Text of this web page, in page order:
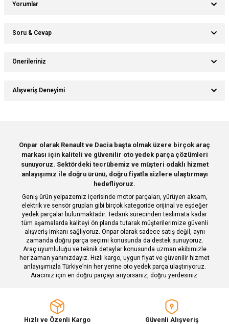
Yorumlar
Soru & Cevap
Önerileriniz
Bu ürünün fiyat bilgisi, resim, ürün açıklamalarında ve diğer konularda
yetersiz gördüğünüz noktaları öneri formunu kullanarak tarafımıza
Ürün resmi kalitesiz, bozuk veya görüntülenemiyor.
Ürün açıklamasında eksik bilgiler bulunuyor.
Ürün bilgilerinde hatalar bulunuyor.
Ürün fiyatı diğer sitelerden daha pahalı.
Bu ürüne benzer farklı alternatifler olmalı.
Gönder
Alışveriş Deneyimi
Deneyimini Paylaş
Onpar olarak Renault ve Dacia başta olmak üzere birçok araç
markası için kaliteli ve güvenilir oto yedek parça çözümleri
sunuyoruz. Sektördeki tecrübemiz ve müşteri odaklı hizmet
anlayışımız ile doğru ürünü, doğru fiyatla sizlere ulaştırmayı
hedefliyoruz.
Geniş ürün yelpazemiz içerisinde motor parçaları, yürüyen aksam,
elektrik ve sensör grupları gibi birçok kategoride orijinal ve eşdeğer
yedek parçalar bulunmaktadır. Tedarik sürecinden teslimata kadar
tüm aşamalarda kaliteyi ön planda tutarak müşterilerimize güvenli
alışveriş imkanı sağlıyoruz. Onpar olarak sadece satış değil, aynı
zamanda doğru parça seçimi konusunda da destek sunuyoruz.
Araç uyumluluğu ve teknik detaylar konusunda uzman ekibimizle
her zaman yanınızdayız. Hızlı kargo, uygun fiyat ve güvenilir hizmet
anlayışımızla Türkiye’nin her yerine oto yedek parça ulaştırıyoruz.
Aracınız için en doğru parçayı arıyorsanız, doğru yerdesiniz.
Hızlı ve Özenli Kargo Güvenli Alışveriş